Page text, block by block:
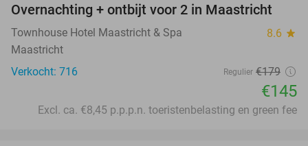
19%
Overnachting + ontbijt voor 2 in Maastricht
Townhouse Hotel Maastricht & Spa 8.6 star
Maastricht
Verkocht: 716
Regulier €179
€145
Excl. ca. €8,45 p.p.p.n. toeristenbelasting en green fee